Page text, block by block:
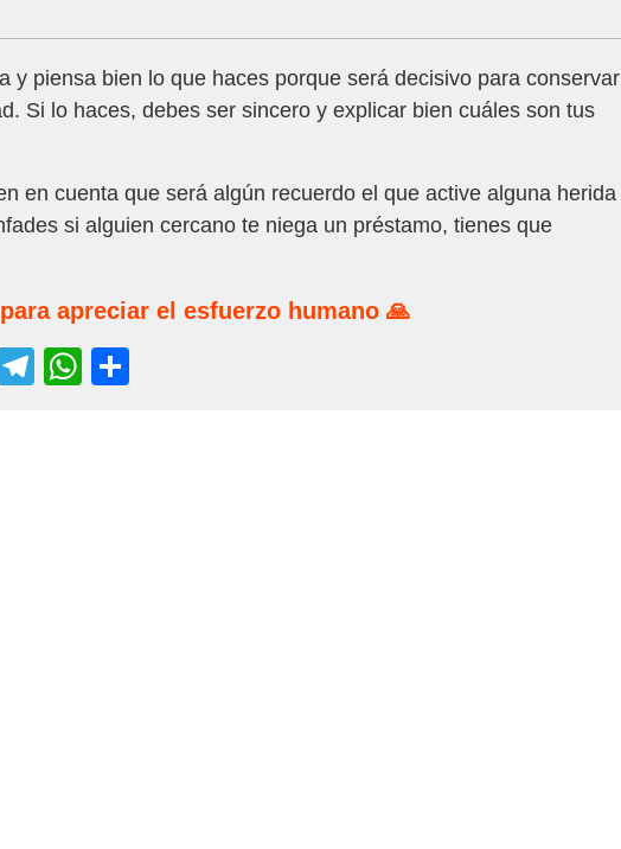
y piensa bien lo que haces porque será decisivo para conservar
Si lo haces, debes ser sincero y explicar bien cuáles son tus
en cuenta que será algún recuerdo el que active alguna herida
si alguien cercano te niega un préstamo, tienes que
para apreciar el esfuerzo humano 🙏
T
T
W